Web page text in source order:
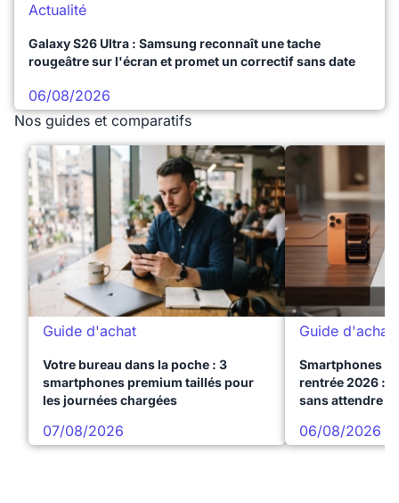
Actualité
Galaxy S26 Ultra : Samsung reconnaît une tache
rougeâtre sur l'écran et promet un correctif sans date
06/08/2026
Nos guides et comparatifs
Guide d'achat
Votre bureau dans la poche : 3
smartphones premium taillés pour
les journées chargées
07/08/2026
Guide d'achat
Smartphones
rentrée 2026 :
sans attendre
06/08/2026